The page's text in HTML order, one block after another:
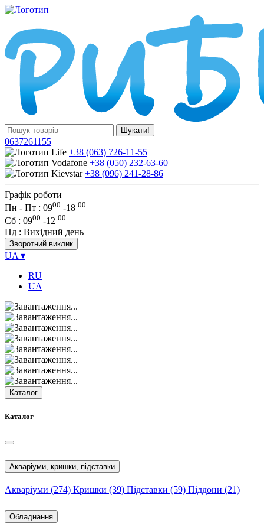
Шукати!
0637261155
+38 (063) 726-11-55
+38 (050) 232-63-60
+38 (096) 241-28-86
Графік роботи
Пн - Пт : 0900 -18 00
Сб : 0900 -12 00
Нд : Вихідний день
Зворотний виклик
UA ▾
RU
UA
Каталог
Каталог
Акваріуми, кришки, підставки
Акваріуми (274) Кришки (39) Підставки (59) Піддони (21)
Обладнання